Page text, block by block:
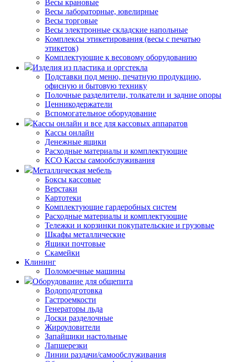
Весы крановые
Весы лабораторные, ювелирные
Весы торговые
Весы электронные складские напольные
Комплексы этикетирования (весы с печатью
этикеток)
Комплектующие к весовому оборудованию
Изделия из пластика и оргстекла
Подставки под меню, печатную продукцию,
офисную и бытовую технику
Полочные разделители, толкатели и задние опоры
Ценникодержатели
Вспомогательное оборудование
Кассы онлайн и все для кассовых аппаратов
Кассы онлайн
Денежные ящики
Расходные материалы и комплектующие
КСО Кассы самообслуживания
Металлическая мебель
Боксы кассовые
Верстаки
Картотеки
Комплектующие гардеробных систем
Расходные материалы и комплектующие
Тележки и корзинки покупательские и грузовые
Шкафы металлические
Ящики почтовые
Скамейки
Клининг
Поломоечные машины
Оборудование для общепита
Водоподготовка
Гастроемкости
Генераторы льда
Доски разделочные
Жироуловители
Запайщики настольные
Лапшерезки
Линии раздачи/самообслуживания